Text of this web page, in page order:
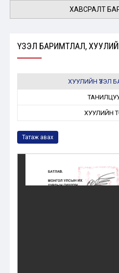
ХАВСРАЛТ
ҮЗЭЛ БАРИМТЛАЛ, ХУУЛИЙН
ХУУЛИЙН ҮЗЭЛ
ХУУЛИЙН
Татаж авах